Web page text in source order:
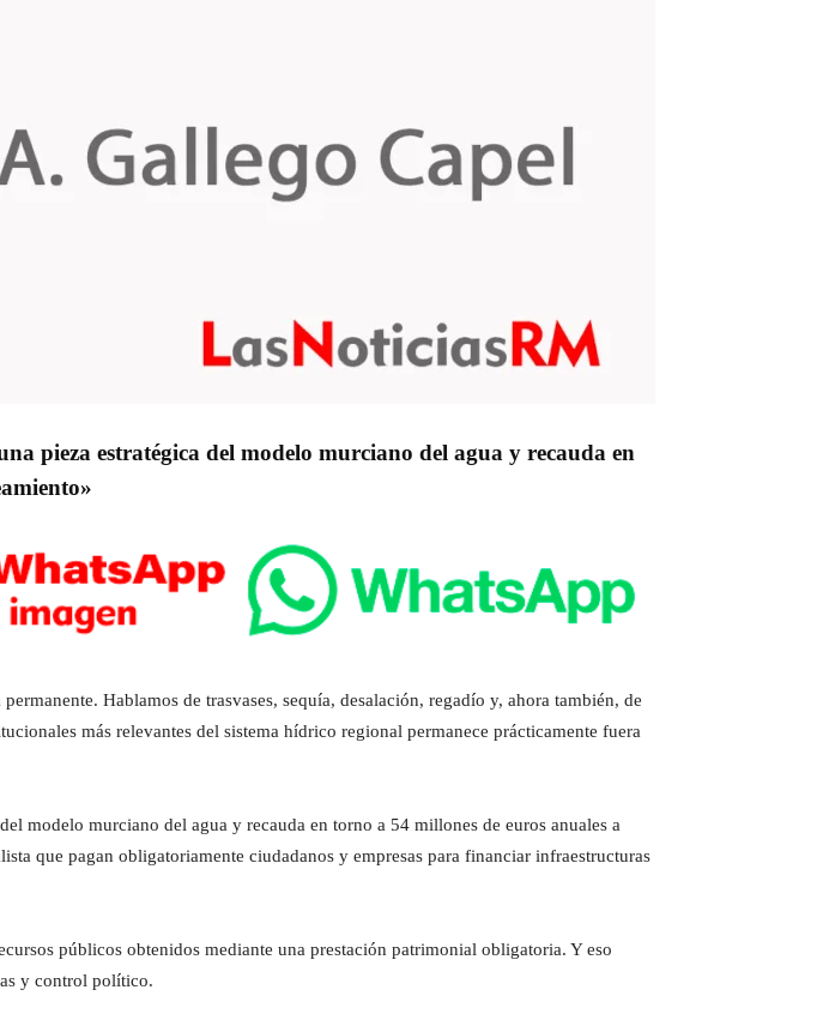
pieza estratégica del modelo murciano del agua y recauda en
Hablamos de trasvases, sequía, desalación, regadío y, ahora también, de
más relevantes del sistema hídrico regional permanece prácticamente fuera
modelo murciano del agua y recauda en torno a 54 millones de euros anuales a
que pagan obligatoriamente ciudadanos y empresas para financiar infraestructuras
públicos obtenidos mediante una prestación patrimonial obligatoria. Y eso
y control político.